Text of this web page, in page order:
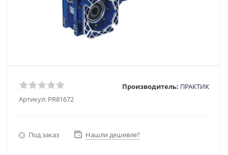
Артикул: PR81672
Производитель: ПРАКТИК
Под заказ Нашли дешевле?